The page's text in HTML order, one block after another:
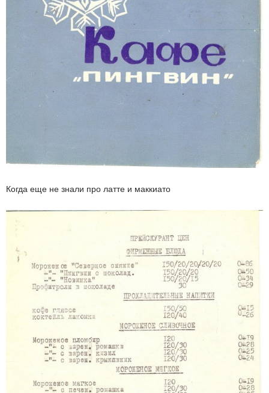
Когда еще не знали про латте и маккиато